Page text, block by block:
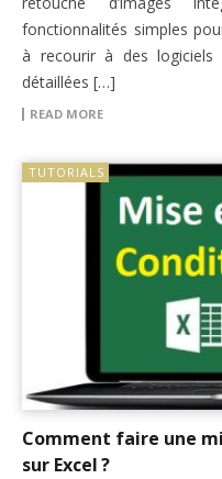
fonctionnalités simples
à recourir à des logiciels
détaillées […]
READ MORE
TUTORIALS
Comment faire une
sur Excel ?